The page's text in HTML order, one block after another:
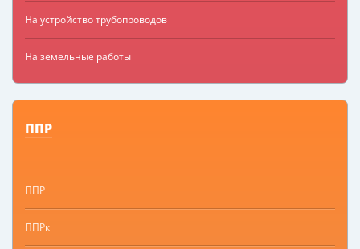
На устройство трубопроводов
На земельные работы
ППР
ППР
ППРк